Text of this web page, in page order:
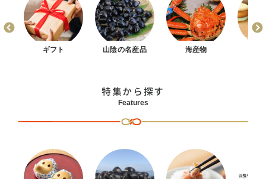
ギフト 山陰の名産品 海産物
特集から探す
Features